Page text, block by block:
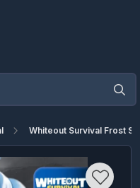
Whiteout Survival Frost